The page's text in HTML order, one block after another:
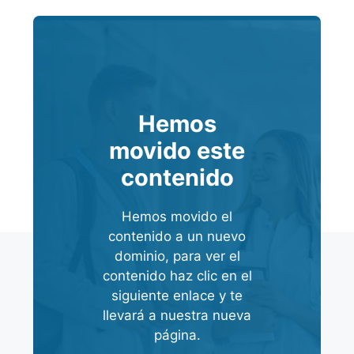
Hemos
movido este
contenido
Hemos movido el
contenido a un nuevo
dominio, para ver el
contenido haz clic en el
siguiente enlace y te
llevará a nuestra nueva
página.